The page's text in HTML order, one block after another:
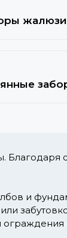
жалюзи
и